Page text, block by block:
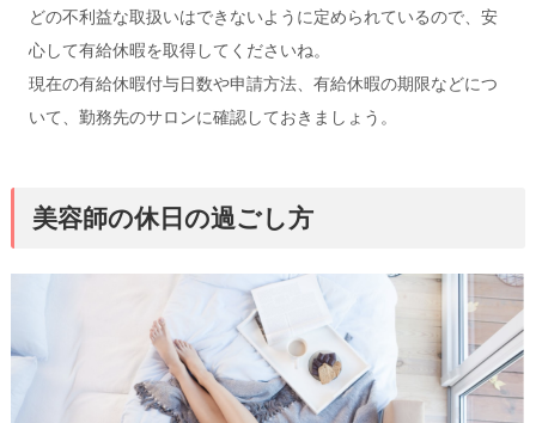
どの不利益な取扱いはできないように定められているので、安
心して有給休暇を取得してくださいね。
現在の有給休暇付与日数や申請方法、有給休暇の期限などにつ
いて、勤務先のサロンに確認しておきましょう。
美容師の休日の過ごし方